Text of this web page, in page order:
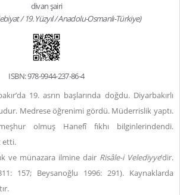
divan şairi
/ 19. Yüzyıl / Anadolu-Osmanlı-Türkiye)
ISBN: 978-9944-237-86-4
19. asrın başlarında doğdu. Diyarbakırlı
Medrese öğrenimi gördü. Müderrislik yaptı.
olmuş Hanefî fıkhı bilginlerindendi.
etti.
ve münazara ilmine dair Risâle-i Velediyye’dir.
157; Beysanoğlu 1996: 291). Kaynaklarda